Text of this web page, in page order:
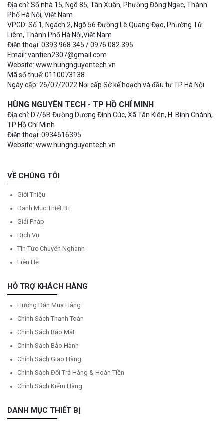
Địa chỉ: Số nhà 15, Ngõ 85, Tân Xuân, Phường Đông Ngạc, Thành
Phố Hà Nội, Việt Nam
VPGD: Số 1, Ngách 2, Ngõ 56 Đường Lê Quang Đạo, Phường Từ
Liêm, Thành Phố Hà Nội,Việt Nam
Điện thoại: 0393.968.345 / 0976.082.395
Email: vantien2307@gmail.com
Website: www.hungnguyentech.vn
Mã số thuế: 0110073138
Ngày cấp: 26/07/2022 Nơi cấp Sở kế hoạch và đầu tư TP Hà Nội
HÙNG NGUYÊN TECH - TP HỒ CHÍ MINH
Địa chỉ: D7/6B Đường Dương Đình Cúc, Xã Tân Kiên, H. Bình Chánh,
TP Hồ Chí Minh
Điện thoại: 0934616395
Website: www.hungnguyentech.vn
VỀ CHÚNG TÔI
Giới Thiệu
Danh Mục Thiết Bị
Giải Pháp
Dịch Vụ
Tin Tức Chuyên Nghành
Liên Hệ
HỖ TRỢ KHÁCH HÀNG
Hướng Dẫn Mua Hàng
Chính Sách Thanh Toán
Chính Sách Bảo Mật
Chính Sách Bảo Hành
Chính Sách Giao Hàng
Chính Sách Đổi Trả Hàng & Hoàn Tiền
Chính Sách Kiểm Hàng
DANH MỤC THIẾT BỊ